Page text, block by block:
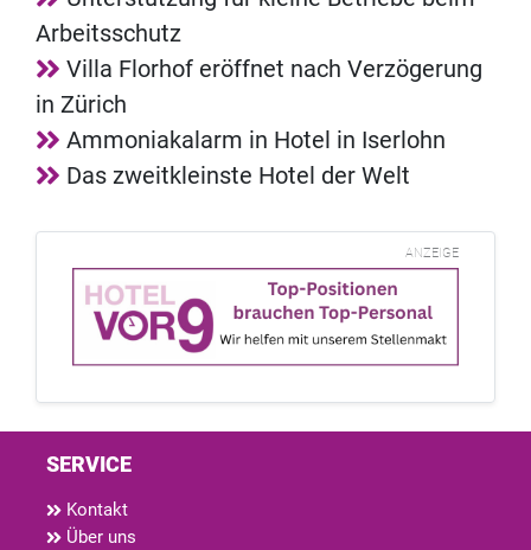
Arbeitsschutz
Villa Florhof eröffnet nach Verzögerung
in Zürich
Ammoniakalarm in Hotel in Iserlohn
Das zweitkleinste Hotel der Welt
ANZEIGE
SERVICE
Kontakt
Über uns